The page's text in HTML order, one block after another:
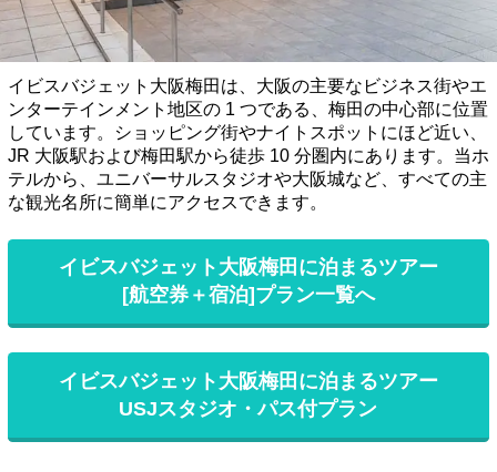
イビスバジェット大阪梅田は、大阪の主要なビジネス街やエ
ンターテインメント地区の 1 つである、梅田の中心部に位置
しています。ショッピング街やナイトスポットにほど近い、
JR 大阪駅および梅田駅から徒歩 10 分圏内にあります。当ホ
テルから、ユニバーサルスタジオや大阪城など、すべての主
な観光名所に簡単にアクセスできます。
イビスバジェット大阪梅田に泊まるツアー
[航空券＋宿泊]プラン一覧へ
イビスバジェット大阪梅田に泊まるツアー
USJスタジオ・パス付プラン